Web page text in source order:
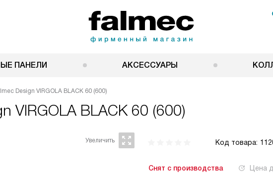
ПАНЕЛИ АКСЕССУАРЫ
Design VIRGOLA BLACK 60 (600)
VIRGOLA BLACK 60 (600)
Код товара:
Снят с производства Цена